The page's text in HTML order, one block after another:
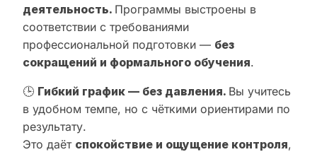
деятельность. Программы выстроены в
соответствии с требованиями
профессиональной подготовки — без
сокращений и формального обучения.
🕒 Гибкий график — без давления. Вы учитесь
в удобном темпе, но с чёткими ориентирами по
результату.
Это даёт спокойствие и ощущение контроля,